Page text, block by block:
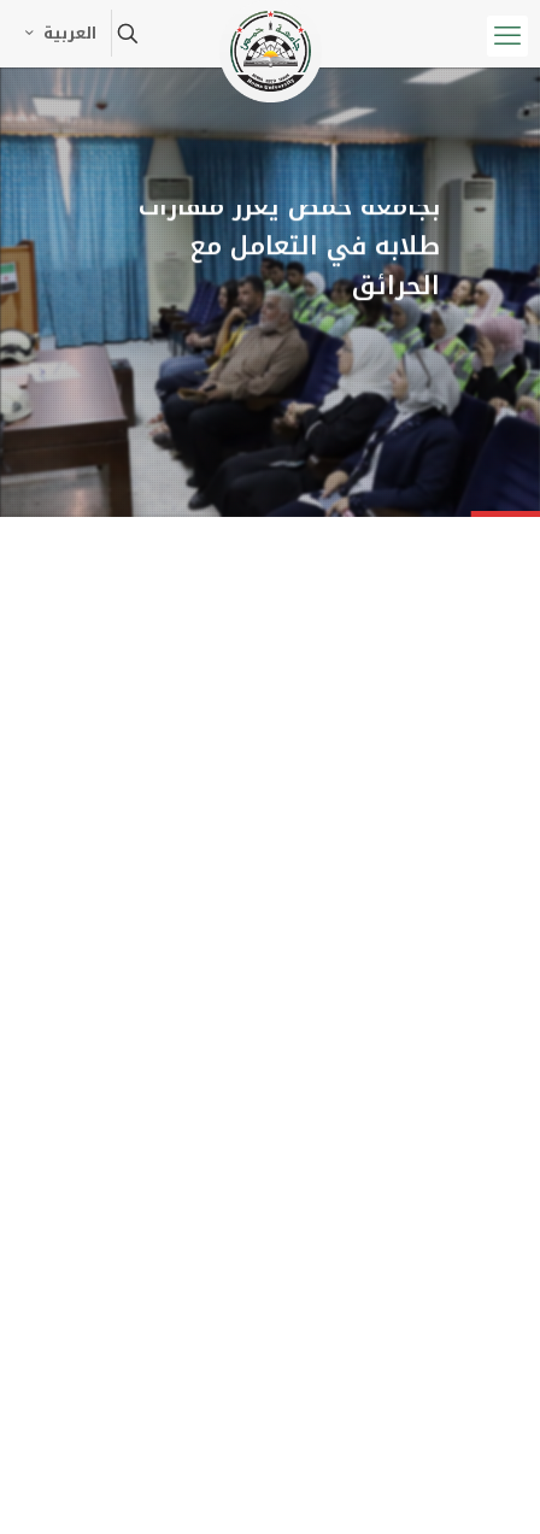
العربية
معهد شؤون البادية والتصحر
بجامعة حمص يعزز مهارات
طلابه في التعامل مع
الحرائق